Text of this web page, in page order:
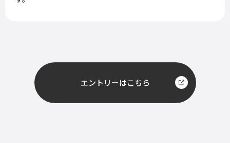
エントリーはこちら